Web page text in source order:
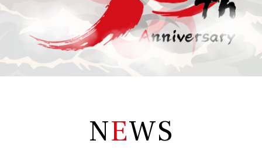
NEWS